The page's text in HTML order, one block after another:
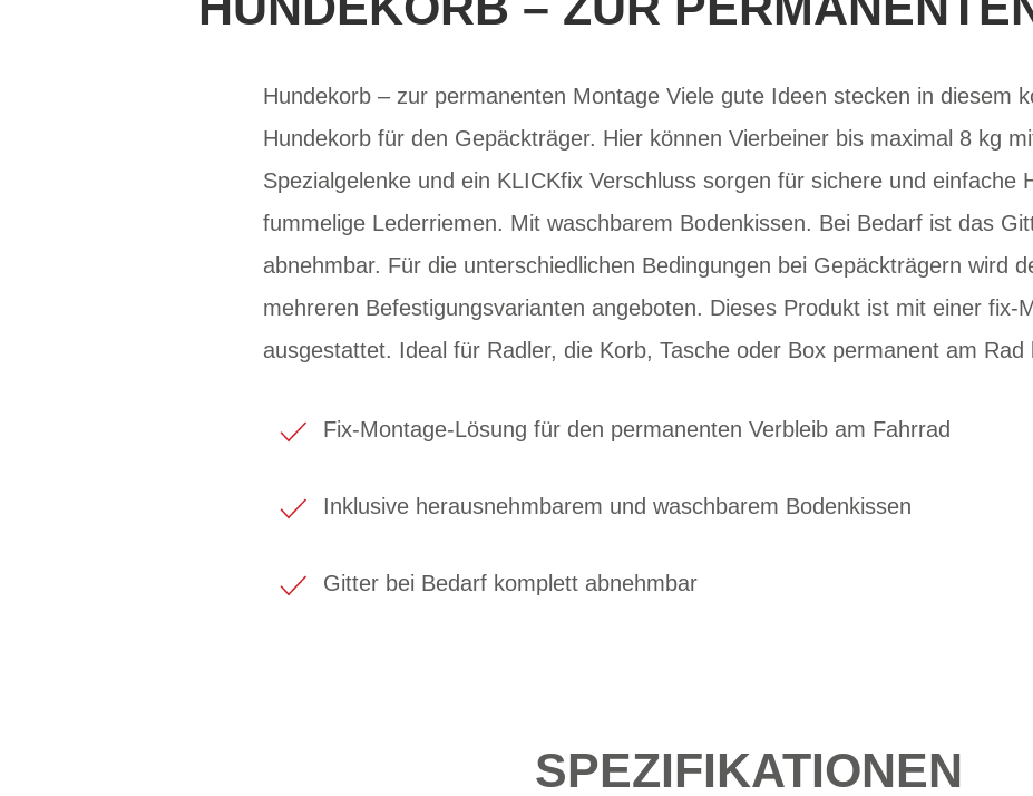
Hundekorb – zur permanenten Montage Viele gute Ideen stecken in diesem
Hundekorb für den Gepäckträger. Hier können Vierbeiner bis maximal 8 kg
Spezialgelenke und ein KLICKfix Verschluss sorgen für sichere und einfache
fummelige Lederriemen. Mit waschbarem Bodenkissen. Bei Bedarf ist das
abnehmbar. Für die unterschiedlichen Bedingungen bei Gepäckträgern wird
mehreren Befestigungsvarianten angeboten. Dieses Produkt ist mit einer fix-
ausgestattet. Ideal für Radler, die Korb, Tasche oder Box permanent am Rad
Fix-Montage-Lösung für den permanenten Verbleib am Fahrrad
Inklusive herausnehmbarem und waschbarem Bodenkissen
Gitter bei Bedarf komplett abnehmbar
SPEZIFIKATIONEN